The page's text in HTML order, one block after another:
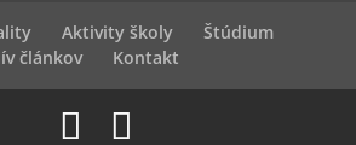
Aktivity školy
Štúdium
článkov
Kontakt